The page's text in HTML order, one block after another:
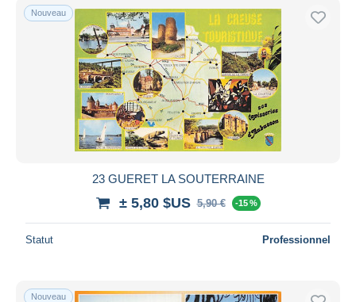
Nouveau
23 GUERET LA SOUTERRAINE
± 5,80 $US 5,90 € -15 %
Statut Professionnel
Nouveau